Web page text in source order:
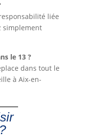
liée
simplement
le 13 ?
dans tout le
à Aix-en-